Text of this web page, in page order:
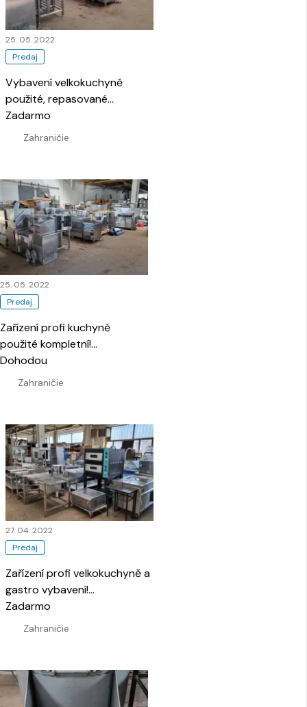
Predaj
25. 05. 2022
Vybavení velkokuchyně
použité, repasované
funkční!…
Zahraničie
Zadarmo
Predaj
25. 05. 2022
Zařízení profi kuchyně
použité kompletní!…
Zahraničie
Dohodou
Predaj
27. 04. 2022
Zařízení profi velkokuchyně a
gastro vybavení!…
Zahraničie
Zadarmo